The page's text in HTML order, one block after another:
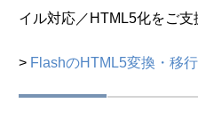
イル対応／HTML5化をご支
> FlashのHTML5変換・移